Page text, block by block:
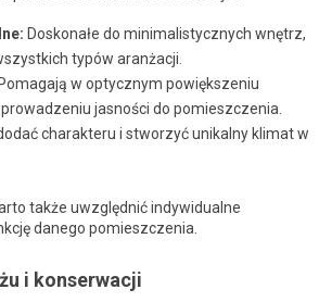
Doskonałe do minimalistycznych wnętrz,
typów aranżacji.
Pomagają w optycznym powiększeniu
jasności do pomieszczenia.
charakteru i stworzyć unikalny klimat w
także uwzględnić indywidualne
danego pomieszczenia.
i konserwacji